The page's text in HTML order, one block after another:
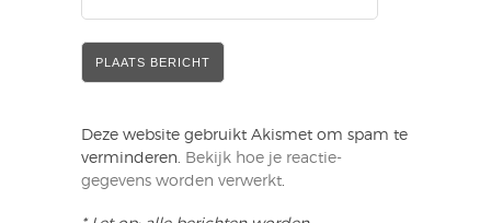
Deze website gebruikt Akismet om spam te
verminderen. Bekijk hoe je reactie-
gegevens worden verwerkt.